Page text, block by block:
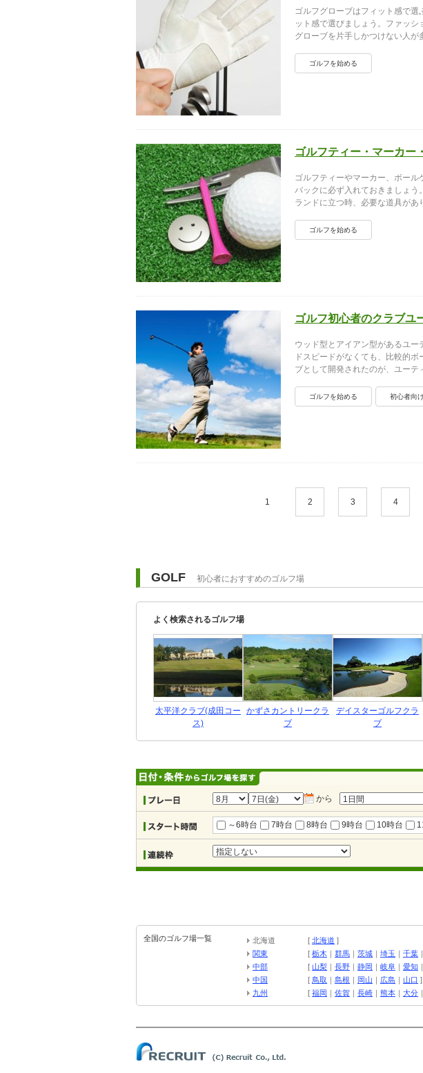
ゴルフグローブはフィット感で選
ット感で選びましょう。ファッ
グローブを片手しかつけない人
ゴルフを始める
ゴルフティー・マーカー
ゴルフティーやマーカー、ボー
バックに必ず入れておきましょ
ランドに立つ時、必要な道具が
ゴルフを始める
ゴルフ初心者のクラブユ
ウッド型とアイアン型があるユ
ドスピードがなくても、比較的
ブとして開発されたのが、ユー
ゴルフを始める 初心者向け
1 2 3 4
GOLF 初心者におすすめのゴルフ場
よく検索されるゴルフ場
太平洋クラブ(成田コー
ス)
かずさカントリークラ
ブ
デイスターゴルフクラ
ブ
から
～6時台 7時台 8時台 9時台 10時台
全国のゴルフ場一覧 北海道 [ 北海道 ]
関東
[ 栃木 ｜ 群馬 ｜ 茨城 ｜ 埼玉 ｜ 千葉 ｜
中部
[ 山梨 ｜ 長野 ｜ 静岡 ｜ 岐阜 ｜ 愛知 ｜
中国
[ 鳥取 ｜ 島根 ｜ 岡山 ｜ 広島 ｜ 山口 ]
九州
[ 福岡 ｜ 佐賀 ｜ 長崎 ｜ 熊本 ｜ 大分 ｜